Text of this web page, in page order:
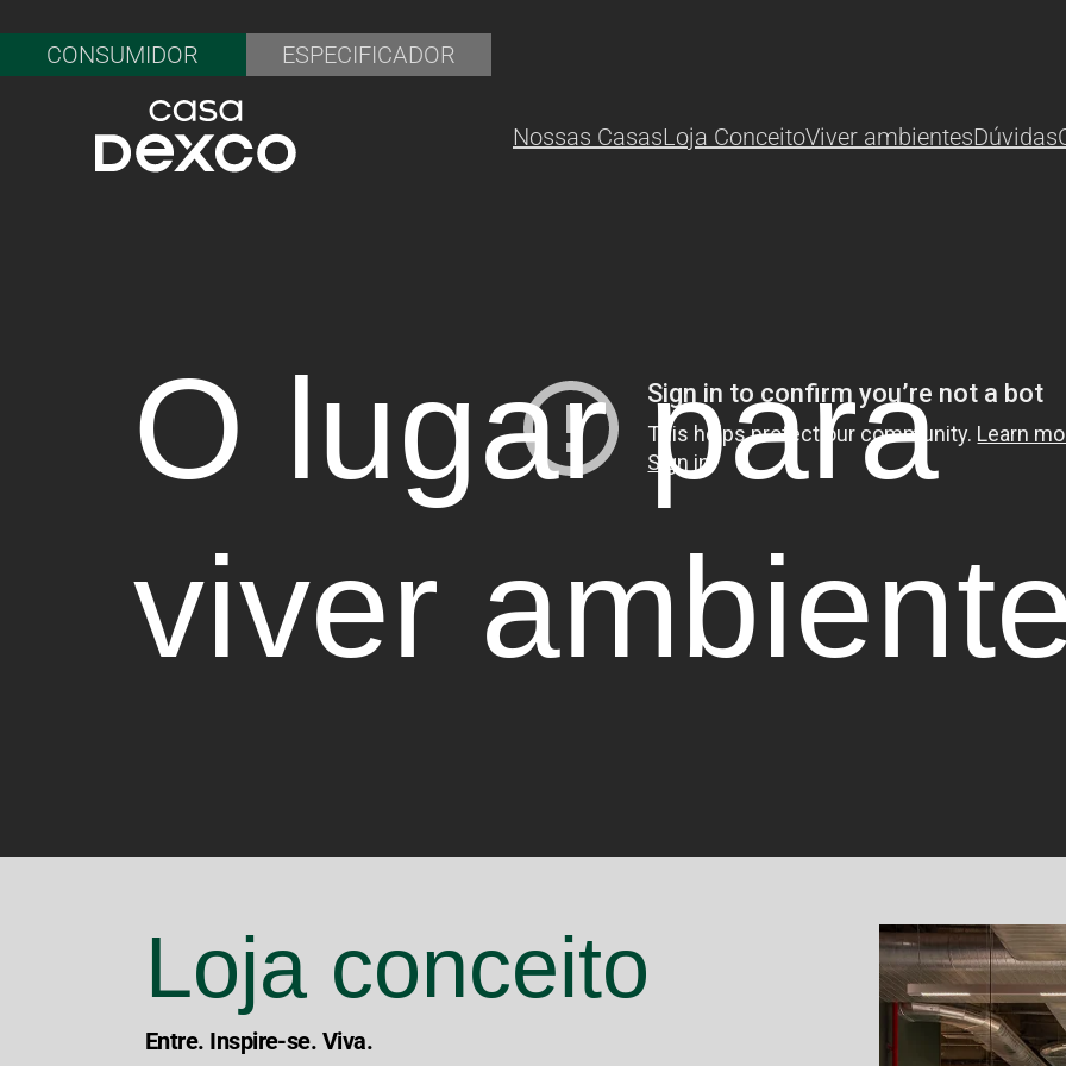
CONSUMIDOR ESPECIFICADOR
Nossas CasasLoja ConceitoViver ambientesDúvidas
O lugar para
viver
Loja conceito
Entre. Inspire-se. Viva.